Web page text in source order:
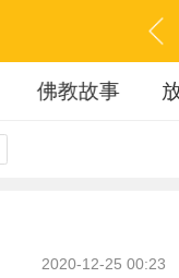
佛教故事
2020-12-25 00:23